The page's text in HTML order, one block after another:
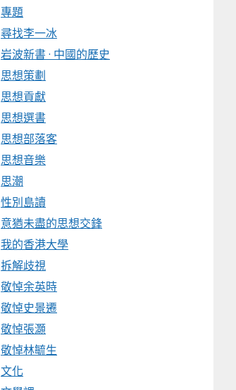
專題
尋找李一冰
岩波新書 · 中國的歷史
思想策劃
思想貢獻
思想選書
思想部落客
思想音樂
思潮
性別島讀
意猶未盡的思想交鋒
我的香港大學
拆解歧視
敬悼余英時
敬悼史景遷
敬悼張灝
敬悼林毓生
文化